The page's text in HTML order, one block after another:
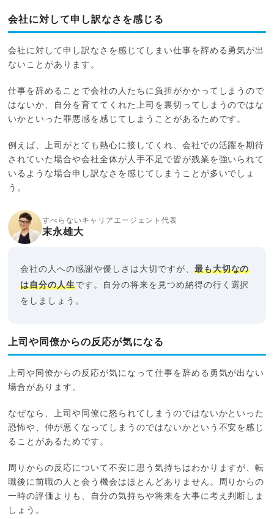
会社に対して申し訳なさを感じる
会社に対して申し訳なさを感じてしまい仕事を辞める勇気が出
ないことがあります。
仕事を辞めることで会社の人たちに負担がかかってしまうので
はないか、自分を育ててくれた上司を裏切ってしまうのではな
いかといった罪悪感を感じてしまうことがあるためです。
例えば、上司がとても熱心に接してくれ、会社での活躍を期待
されていた場合や会社全体が人手不足で皆が残業を強いられて
いるような場合申し訳なさを感じてしまうことが多いでしょ
う。
すべらないキャリアエージェント代表
末永雄大
会社の人への感謝や優しさは大切ですが、 最も大切なの
は自分の人生です。自分の将来を見つめ納得の行く選択
をしましょう。
上司や同僚からの反応が気になる
上司や同僚からの反応が気になって仕事を辞める勇気が出ない
場合があります。
なぜなら、上司や同僚に怒られてしまうのではないかといった
恐怖や、仲が悪くなってしまうのではないかという不安を感じ
ることがあるためです。
周りからの反応について不安に思う気持ちはわかりますが、転
職後に前職の人と会う機会はほとんどありません。周りからの
一時の評価よりも、自分の気持ちや将来を大事に考え判断しま
しょう。